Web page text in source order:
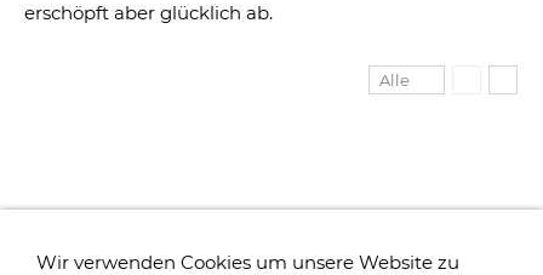
erschöpft aber glücklich ab.
Alle
Wir verwenden Cookies um unsere Website zu